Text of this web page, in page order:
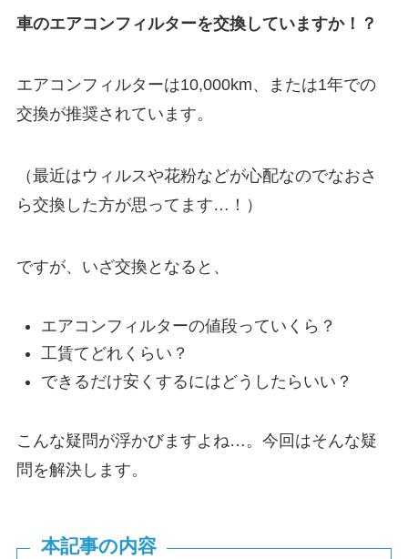
車のエアコンフィルターを交換していますか！？
エアコンフィルターは10,000km、または1年での
交換が推奨されています。
（最近はウィルスや花粉などが心配なのでなおさ
ら交換した方が思ってます…！）
ですが、いざ交換となると、
エアコンフィルターの値段っていくら？
工賃てどれくらい？
できるだけ安くするにはどうしたらいい？
こんな疑問が浮かびますよね…。今回はそんな疑
問を解決します。
本記事の内容